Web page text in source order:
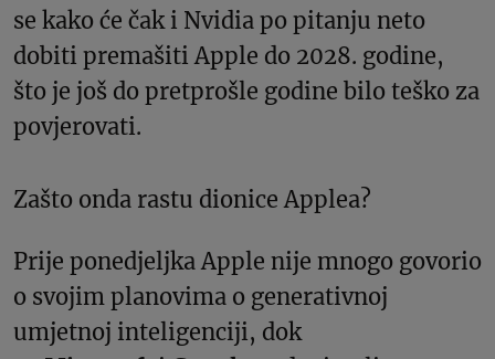
se kako će čak i Nvidia po pitanju neto
dobiti premašiti Apple do 2028. godine,
što je još do pretprošle godine bilo teško za
povjerovati.
Zašto onda rastu dionice Applea?
Prije ponedjeljka Apple nije mnogo govorio
o svojim planovima o generativnoj
umjetnoj inteligenciji, dok